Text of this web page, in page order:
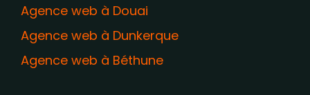
Agence web à Douai
Agence web à Dunkerque
Agence web à Béthune